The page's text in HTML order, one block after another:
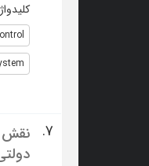
7.
نقش